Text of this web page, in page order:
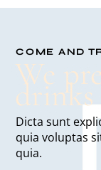
COME AND
We
drinks
Dicta sunt
quia voluptas
quia.